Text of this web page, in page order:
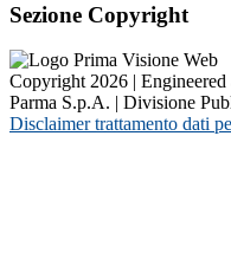
Sezione Copyright
Copyright 2026 |
Parma S.p.A. | Divisione
Disclaimer trattamento dati